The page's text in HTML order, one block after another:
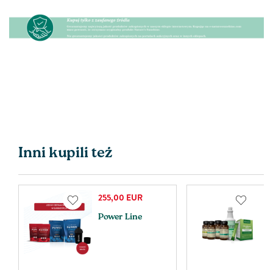
Inni kupili też
255,00 EUR
Power Line